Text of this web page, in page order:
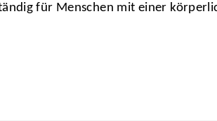
für Menschen mit einer